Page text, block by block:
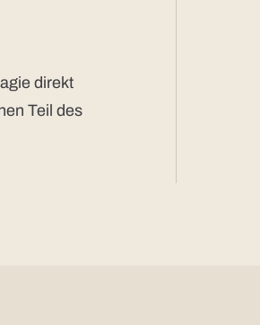
direkt
Teil des